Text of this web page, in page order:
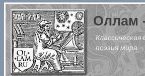
Перейти к основному содержанию
Оллам
Классическая
поэзия мира